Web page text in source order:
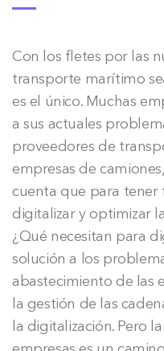
Con los fletes por las
transporte marítimo
es el único. Muchas
a sus actuales
proveedores de
empresas de
cuenta que para tener
digitalizar y optimizar
¿Qué necesitan para
solución a los
abastecimiento de las
la gestión de las
la digitalización. Pero